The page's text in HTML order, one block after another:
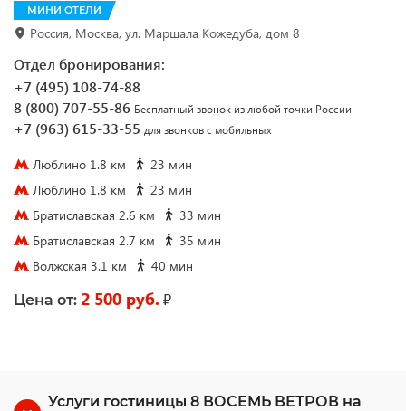
МИНИ ОТЕЛИ
Россия, Москва, ул. Маршала Кожедуба, дом 8
Отдел бронирования:
+7 (495) 108-74-88
8 (800) 707-55-86 Бесплатный звонок из любой точки России
+7 (963) 615-33-55 для звонков с мобильных
Люблино 1.8 км
23 мин
Люблино 1.8 км
23 мин
Братиславская 2.6 км
33 мин
Братиславская 2.7 км
35 мин
Волжская 3.1 км
40 мин
Цена от: 2 500 руб. ₽
Услуги гостиницы 8 ВОСЕМЬ ВЕТРОВ на